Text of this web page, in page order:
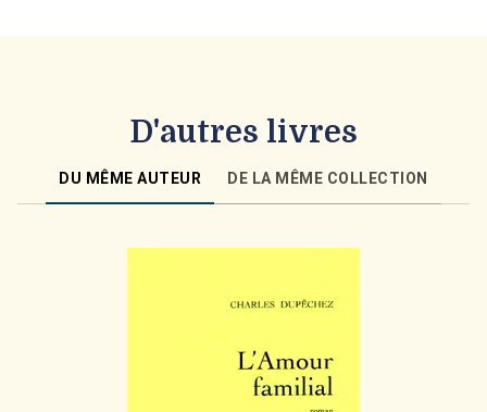
D'autres livres
DU MÊME AUTEUR DE LA MÊME COLLECTION